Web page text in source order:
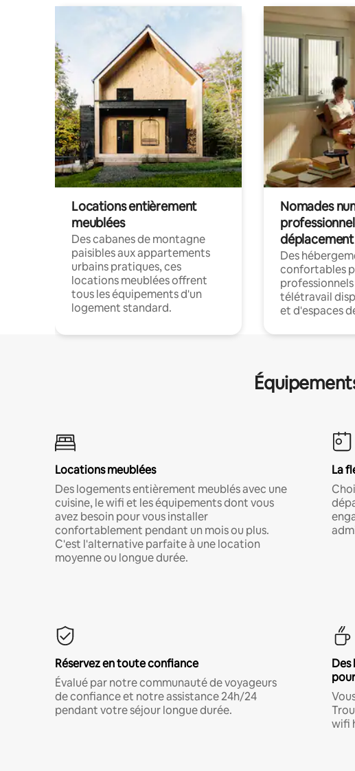
Locations entièrement
meublées
Des cabanes de montagne
paisibles aux appartements
urbains pratiques, ces
locations meublées offrent
tous les équipements d'un
logement standard.
Nomades
déplacement
Des
confortables
télétravail
et d'espaces
Locations meublées
Des logements entièrement meublés avec une
cuisine, le wifi et les équipements dont vous
avez besoin pour vous installer
confortablement pendant un mois ou plus.
C'est l'alternative parfaite à une location
moyenne ou longue durée.
La
Réservez en toute confiance
Évalué par notre communauté de voyageurs
de confiance et notre assistance 24h/24
pendant votre séjour longue durée.
Des
wifi